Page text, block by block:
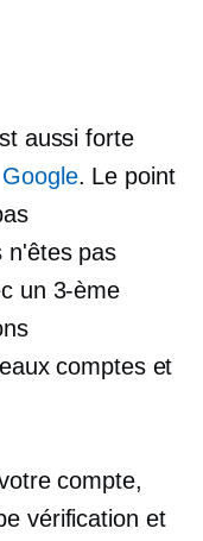
aussi forte
. Le point
n'êtes pas
un 3-ème
comptes et
compte,
vérification et